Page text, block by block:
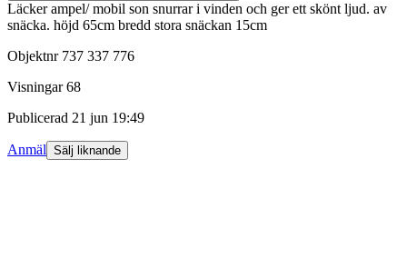
Läcker ampel/ mobil son snurrar i vinden och ger ett skönt ljud. av
snäcka. höjd 65cm bredd stora snäckan 15cm
Objektnr 737 337 776
Visningar 68
Publicerad 21 jun 19:49
Anmäl Sälj liknande